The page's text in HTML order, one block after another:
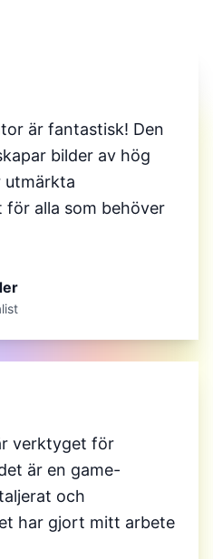
är fantastisk! Den
bilder av hög
utmärkta
alla som behöver
verktyget för
är en game-
och
har gjort mitt arbete